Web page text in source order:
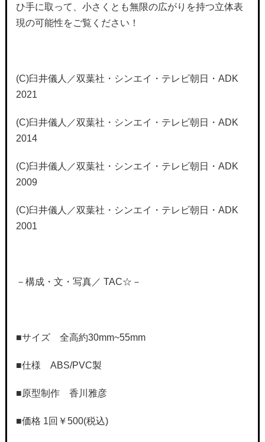
ひ手に取って、小さくとも無限の広がりを持つ立体表
現の可能性をご覧ください！
(C)臼井儀人／双葉社・シンエイ・テレビ朝日・ADK
2021
(C)臼井儀人／双葉社・シンエイ・テレビ朝日・ADK
2014
(C)臼井儀人／双葉社・シンエイ・テレビ朝日・ADK
2009
(C)臼井儀人／双葉社・シンエイ・テレビ朝日・ADK
2001
－構成・文・写真／ TAC☆－
■サイズ 全高約30mm~55mm
■仕様 ABS/PVC製
■原型制作 香川雅彦
■価格 1回￥500(税込)